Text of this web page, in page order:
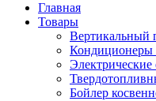
Главная
Товары
Вертикальный
Кондиционеры
Бойлер